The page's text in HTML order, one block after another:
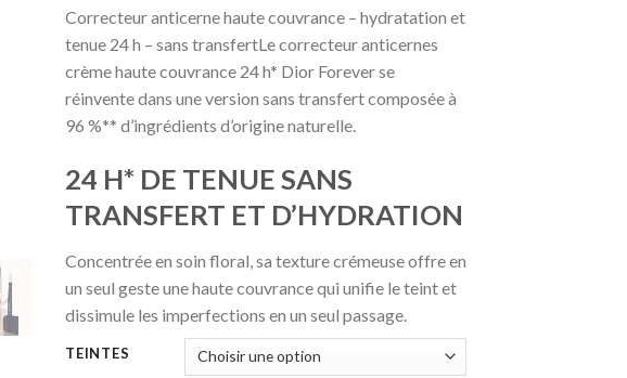
Correcteur anticerne haute couvrance – hydratation et
tenue 24 h – sans transfertLe correcteur anticernes
crème haute couvrance 24 h* Dior Forever se
réinvente dans une version sans transfert composée à
96 %** d’ingrédients d’origine naturelle.
24 H* DE TENUE SANS
TRANSFERT ET D’HYDRATION
Concentrée en soin floral, sa texture crémeuse offre en
un seul geste une haute couvrance qui unifie le teint et
dissimule les imperfections en un seul passage.
TEINTES